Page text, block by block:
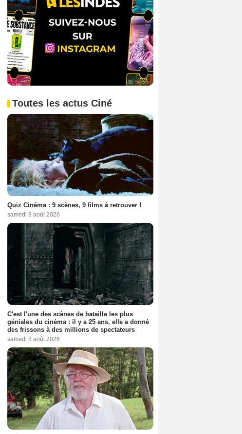
Toutes les actus Ciné
Quiz Cinéma : 9 scènes, 9 films à retrouver !
samedi 8 août 2026
C'est l'une des scènes de bataille les plus
géniales du cinéma : il y a 25 ans, elle a donné
des frissons à des millions de spectateurs
samedi 8 août 2026